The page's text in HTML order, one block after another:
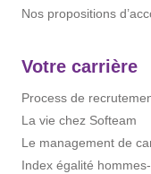
Nos propositions
Votre carrière
Process de
La vie chez Softeam
Le management de
Index égalité